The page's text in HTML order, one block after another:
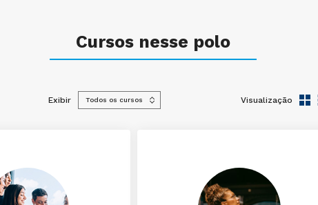
Cursos nesse polo
Exibir Visualização